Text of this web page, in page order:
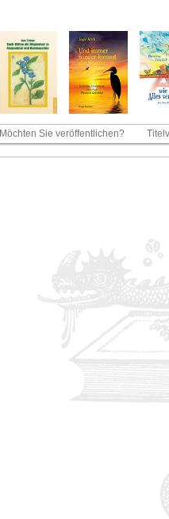
Möchten Sie veröffentlichen?